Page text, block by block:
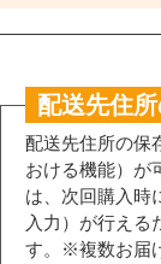
配送先住
配送先住所の保
おける機能）が
は、次回購入時
入力）が行える
す。※複数お届